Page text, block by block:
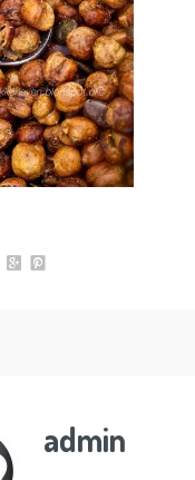
admin